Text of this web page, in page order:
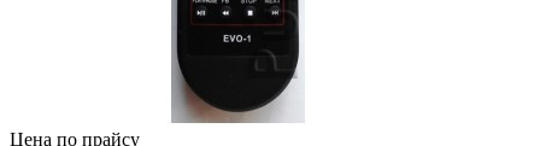
Цена по прайсу